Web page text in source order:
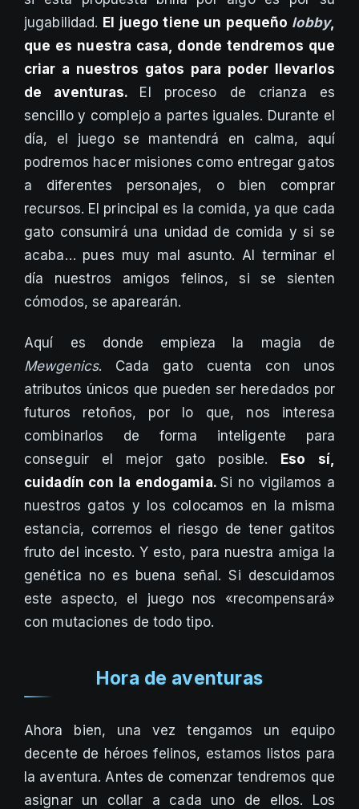
jugabilidad. El juego tiene un pequeño lobby,
que es nuestra casa, donde tendremos que
criar a nuestros gatos para poder llevarlos
de aventuras. El proceso de crianza es
sencillo y complejo a partes iguales. Durante el
día, el juego se mantendrá en calma, aquí
podremos hacer misiones como entregar gatos
a diferentes personajes, o bien comprar
recursos. El principal es la comida, ya que cada
gato consumirá una unidad de comida y si se
acaba… pues muy mal asunto. Al terminar el
día nuestros amigos felinos, si se sienten
cómodos, se aparearán.
Aquí es donde empieza la magia de
Mewgenics. Cada gato cuenta con unos
atributos únicos que pueden ser heredados por
futuros retoños, por lo que, nos interesa
combinarlos de forma inteligente para
conseguir el mejor gato posible. Eso sí,
cuidadín con la endogamia.Si no vigilamos a
nuestros gatos y los colocamos en la misma
estancia, corremos el riesgo de tener gatitos
fruto del incesto. Y esto, para nuestra amiga la
genética no es buena señal. Si descuidamos
este aspecto, el juego nos «recompensará»
con mutaciones de todo tipo.
Hora de aventuras
Ahora bien, una vez tengamos un equipo
decente de héroes felinos, estamos listos para
la aventura. Antes de comenzar tendremos que
asignar un collar a cada uno de ellos. Los